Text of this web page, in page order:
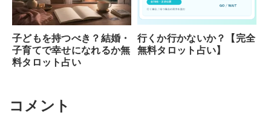
子どもを持つべき？結婚・
子育てで幸せになれるか無
料タロット占い
行くか行かないか？【完全
無料タロット占い】
コメント